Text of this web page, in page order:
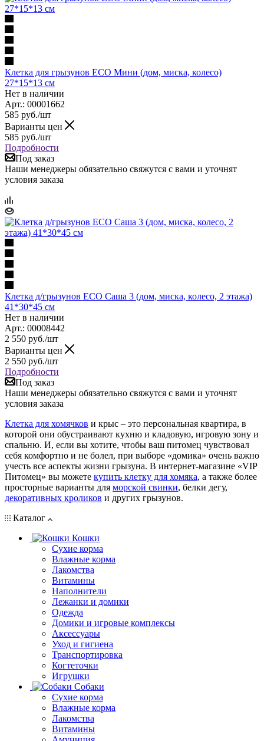
Клетка для грызунов ECO Мини (дом, миска, колесо)
27*15*13 см
Нет в наличии
Арт.: 00001662
585 руб./шт
Варианты цен
585 руб./шт
Подробности
Под заказ
Наши менеджеры обязательно свяжутся с вами и уточнят
условия заказа
Клетка д/грызунов ECO Саша 3 (дом, миска, колесо, 2 этажа)
41*30*45 см
Нет в наличии
Арт.: 00008442
2 550 руб./шт
Варианты цен
2 550 руб./шт
Подробности
Под заказ
Наши менеджеры обязательно свяжутся с вами и уточнят
условия заказа
Клетка для хомячков и крыс – это персональная квартира, в
которой они обустраивают кухню и кладовую, игровую зону и
спальню. И, если вы хотите, чтобы ваш питомец чувствовал
себя комфортно и не болел, при выборе «домика» очень важно
учесть все аспекты жизни грызуна. В интернет-магазине «VIP
Питомец» вы можете купить клетку для хомяка, а также более
просторные варианты для морской свинки, белки дегу,
декоративных кроликов и других грызунов.
Каталог
Кошки
Сухие корма
Влажные корма
Лакомства
Витамины
Наполнители
Лежанки и домики
Одежда
Домики и игровые комплексы
Аксессуары
Уход и гигиена
Транспортировка
Когтеточки
Игрушки
Собаки
Сухие корма
Влажные корма
Лакомства
Витамины